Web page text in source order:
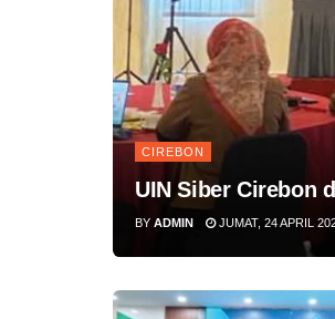
CIREBON
UIN Siber Cirebon
BY ADMIN JUMAT, 24 APRIL